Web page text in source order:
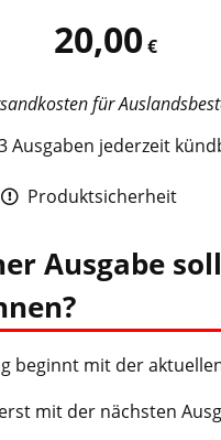
20,00€
für
Ausgaben jederzeit
Produktsicherheit
Ausgabe
beginnt mit der
mit der nächsten